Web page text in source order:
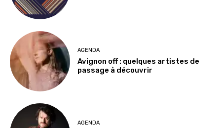
AGENDA
Avignon off : quelques artistes de
passage à découvrir
AGENDA